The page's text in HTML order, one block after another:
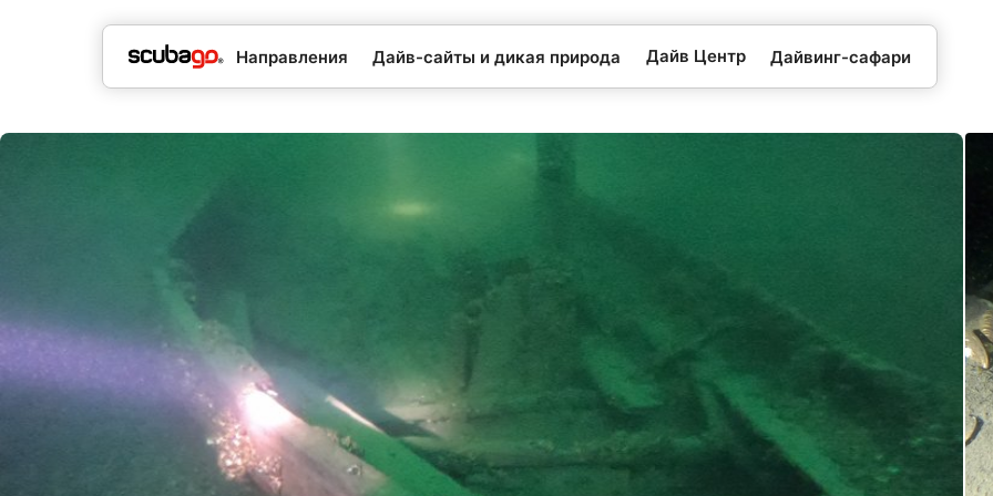
Направления Дайв-сайты и дикая природа Дайв Центр Дайвинг-сафари